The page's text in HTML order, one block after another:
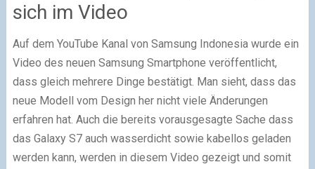
sich im Video
Auf dem YouTube Kanal von Samsung Indonesia wurde ein
Video des neuen Samsung Smartphone veröffentlicht,
dass gleich mehrere Dinge bestätigt. Man sieht, dass das
neue Modell vom Design her nicht viele Änderungen
erfahren hat. Auch die bereits vorausgesagte Sache dass
das Galaxy S7 auch wasserdicht sowie kabellos geladen
werden kann, werden in diesem Video gezeigt und somit